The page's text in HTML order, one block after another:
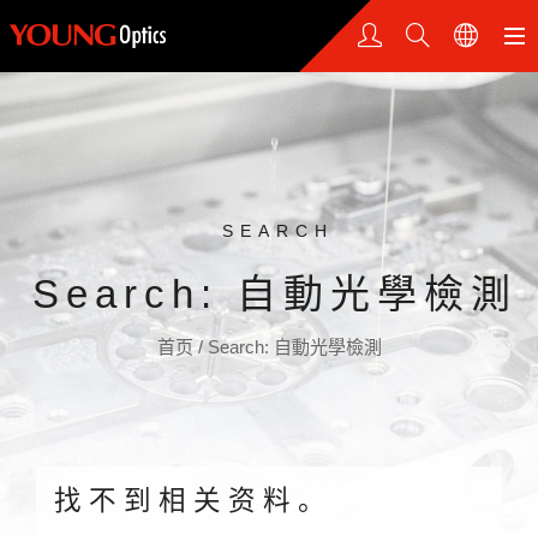
SEARCH
Search: 自動光學檢測
首页/ Search: 自動光學檢測
找不到相关资料。